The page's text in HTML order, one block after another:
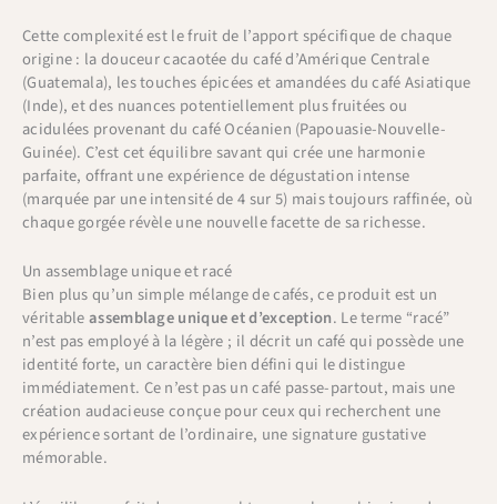
Cette complexité est le fruit de l’apport spécifique de chaque
origine : la douceur cacaotée du café d’Amérique Centrale
(Guatemala), les touches épicées et amandées du café Asiatique
(Inde), et des nuances potentiellement plus fruitées ou
acidulées provenant du café Océanien (Papouasie-Nouvelle-
Guinée). C’est cet équilibre savant qui crée une harmonie
parfaite, offrant une expérience de dégustation intense
(marquée par une intensité de 4 sur 5) mais toujours raffinée, où
chaque gorgée révèle une nouvelle facette de sa richesse.
Un assemblage unique et racé
Bien plus qu’un simple mélange de cafés, ce produit est un
véritableassemblage unique et d’exception. Le terme “racé”
n’est pas employé à la légère ; il décrit un café qui possède une
identité forte, un caractère bien défini qui le distingue
immédiatement. Ce n’est pas un café passe-partout, mais une
création audacieuse conçue pour ceux qui recherchent une
expérience sortant de l’ordinaire, une signature gustative
mémorable.